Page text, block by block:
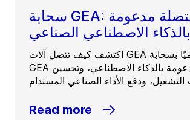
سحابة GEA: آلات متصلة مدعومة
بالذكاء الاصطناعي الصناعي
اكتشف كيف تتصل آلات GEA المُجهزة رقميًا بسحابة
GEA لفتح رؤى مدعومة بالذكاء الاصطناعي، وتحسين
Read more